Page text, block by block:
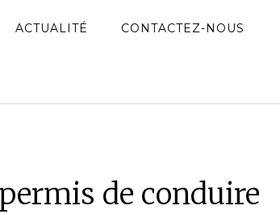
ACTUALITÉ CONTACTEZ-NOUS
de conduire